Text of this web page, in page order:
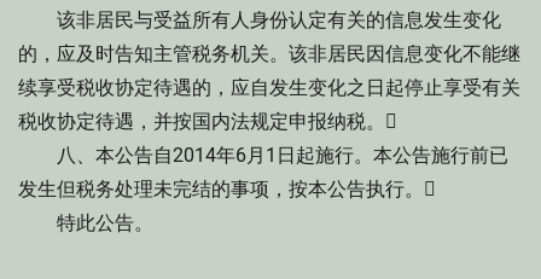
该非居民与受益所有人身份认定有关的信息发生变化
的，应及时告知主管税务机关。该非居民因信息变化不能继
续享受税收协定待遇的，应自发生变化之日起停止享受有关
税收协定待遇，并按国内法规定申报纳税。
八、本公告自2014年6月1日起施行。本公告施行前已
发生但税务处理未完结的事项，按本公告执行。
特此公告。